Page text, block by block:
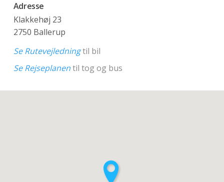
Adresse
Klakkehøj 23
2750 Ballerup
Se Rutevejledningtil bil
Se Rejseplanentil tog og bus